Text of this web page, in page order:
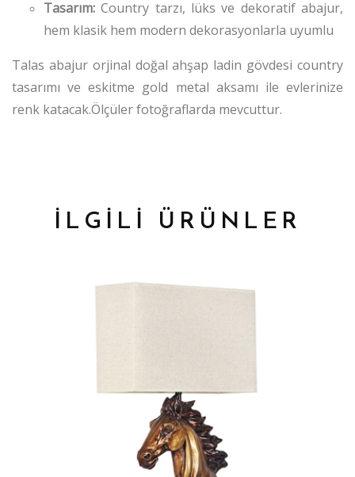
Tasarım: Country tarzı, lüks ve dekoratif abajur,
hem klasik hem modern dekorasyonlarla uyumlu
Talas abajur orjinal doğal ahşap ladin gövdesi country
tasarımı ve eskitme gold metal aksamı ile evlerinize
renk katacak.Ölçüler fotoğraflarda mevcuttur.
İLGİLİ ÜRÜNLER